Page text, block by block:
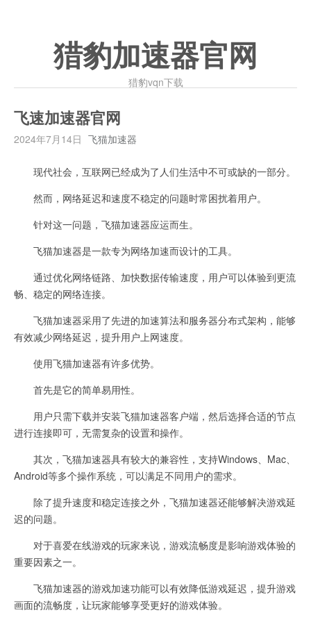
猎豹加速器官网
猎豹vqn下载
飞速加速器官网
2024年7月14日 飞猫加速器
现代社会，互联网已经成为了人们生活中不可或缺的一部分。
然而，网络延迟和速度不稳定的问题时常困扰着用户。
针对这一问题，飞猫加速器应运而生。
飞猫加速器是一款专为网络加速而设计的工具。
通过优化网络链路、加快数据传输速度，用户可以体验到更流
畅、稳定的网络连接。
飞猫加速器采用了先进的加速算法和服务器分布式架构，能够
有效减少网络延迟，提升用户上网速度。
使用飞猫加速器有许多优势。
首先是它的简单易用性。
用户只需下载并安装飞猫加速器客户端，然后选择合适的节点
进行连接即可，无需复杂的设置和操作。
其次，飞猫加速器具有较大的兼容性，支持Windows、Mac、
Android等多个操作系统，可以满足不同用户的需求。
除了提升速度和稳定连接之外，飞猫加速器还能够解决游戏延
迟的问题。
对于喜爱在线游戏的玩家来说，游戏流畅度是影响游戏体验的
重要因素之一。
飞猫加速器的游戏加速功能可以有效降低游戏延迟，提升游戏
画面的流畅度，让玩家能够享受更好的游戏体验。